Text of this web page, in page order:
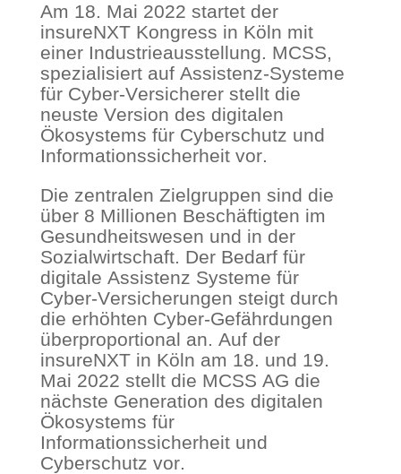
Am 18. Mai 2022 startet der
insureNXT Kongress in Köln mit
einer Industrieausstellung. MCSS,
spezialisiert auf Assistenz-Systeme
für Cyber-Versicherer stellt die
neuste Version des digitalen
Ökosystems für Cyberschutz und
Informationssicherheit vor.
Die zentralen Zielgruppen sind die
über 8 Millionen Beschäftigten im
Gesundheitswesen und in der
Sozialwirtschaft. Der Bedarf für
digitale Assistenz Systeme für
Cyber-Versicherungen steigt durch
die erhöhten Cyber-Gefährdungen
überproportional an. Auf der
insureNXT in Köln am 18. und 19.
Mai 2022 stellt die MCSS AG die
nächste Generation des digitalen
Ökosystems für
Informationssicherheit und
Cyberschutz vor.